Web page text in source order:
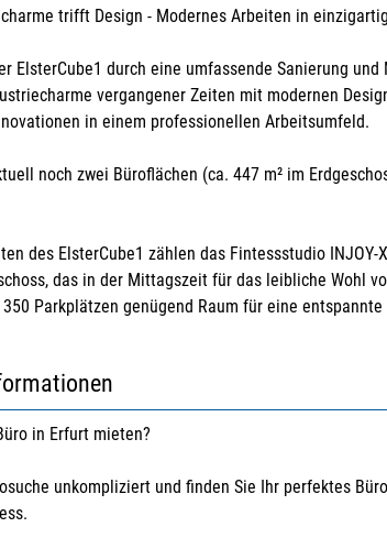
trifft Design - Modernes Arbeiten in
ElsterCube1 durch eine umfassende Sanierung
vergangener Zeiten mit modernen
in einem professionellen Arbeitsumfeld.
noch zwei Büroflächen (ca. 447 m² im
des ElsterCube1 zählen das Fintessstudio
das in der Mittagszeit für das leibliche Wohl
Parkplätzen genügend Raum für eine entspannte
in Erfurt mieten?
unkompliziert und finden Sie Ihr perfektes